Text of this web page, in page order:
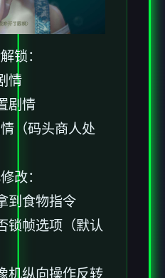
锁：
情
剧情
（码头商人处
改：
到食物指令
锁帧选项（默认
机纵向操作反转